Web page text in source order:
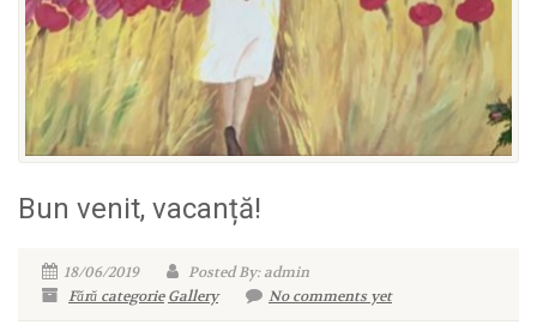
Bun venit, vacanță!
18/06/2019
Posted By: admin
Fără categorie Gallery No comments yet